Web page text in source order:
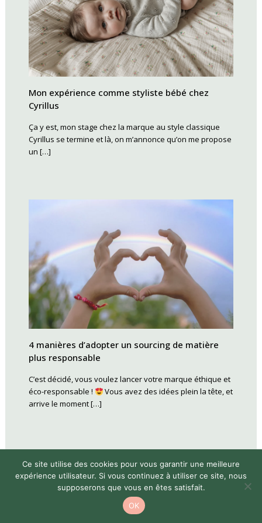
Mon expérience comme styliste bébé chez
Cyrillus
Ça y est, mon stage chez la marque au style classique
Cyrillus se termine et là, on m’annonce qu’on me propose
un […]
4 manières d’adopter un sourcing de matière
plus responsable
C’est décidé, vous voulez lancer votre marque éthique et
éco-responsable !
Vous avez des idées plein la tête, et
arrive le moment […]
Ce site utilise des cookies pour vous garantir une meilleure
expérience utilisateur. Si vous continuez à utiliser ce site, nous
supposerons que vous en êtes satisfait.
OK